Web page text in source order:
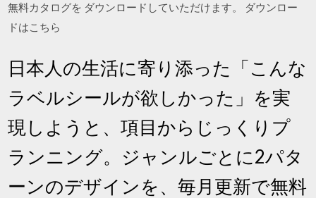
無料カタログを ダウンロードしていただけます。 ダウンロー
ドはこちら
日本人の生活に寄り添った「こんな
ラベルシールが欲しかった」を実
現しようと、項目からじっくりプ
ランニング。ジャンルごとに2パタ
ーンのデザインを、毎月更新で無料